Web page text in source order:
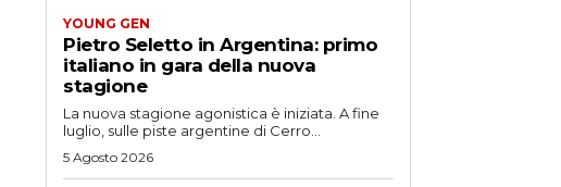
YOUNG GEN
Pietro Seletto in Argentina: primo
italiano in gara della nuova
stagione
La nuova stagione agonistica è iniziata. A fine
luglio, sulle piste argentine di Cerro...
5 Agosto 2026